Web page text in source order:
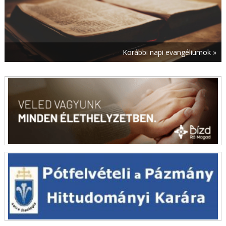
augusztus 7. | 16:00
Teremtésvédelmi kalendárium – Az új
klímatörvény-tervezet szakmai tartalma
augusztus 7. | 15:18
A vatikáni euró új dizájnnal jelent meg – Ismét
Fiókházat alapítottak a ferencesek Pécsen
augusztus 7. | 13:52
Bérmálkozó fiatalokkal találkozott a temesvári
megyéspüspök Krassóváron
augusztus 7. | 13:10
Egy kisebb városnyi embert látnak el energiával
a Máltai Szeretetszolgálat szociális
naperőművei
augusztus 7. | 12:37
Bízzatok, én legyőztem a világot! – A szöuli
ifjúsági világtalálkozó himnusza
Korábbi napi evangéliumok »